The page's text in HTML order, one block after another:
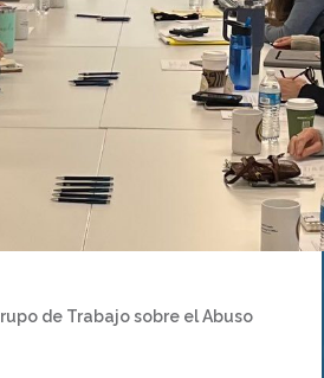
de Trabajo sobre el Abuso